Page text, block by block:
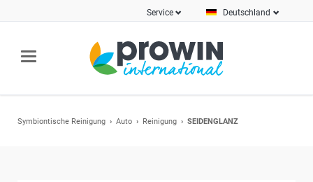
Deutschland
Service
Symbiontische Reinigung Auto Reinigung SEIDENGLANZ